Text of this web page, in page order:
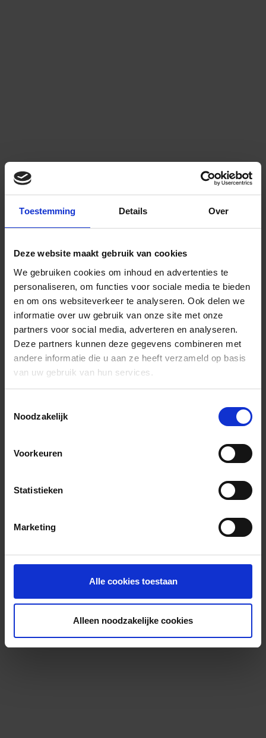
Toestemming Details Over
Deze website maakt gebruik van cookies
We gebruiken cookies om inhoud en advertenties te
personaliseren, om functies voor sociale media te bieden
en om ons websiteverkeer te analyseren. Ook delen we
informatie over uw gebruik van onze site met onze
partners voor social media, adverteren en analyseren.
Deze partners kunnen deze gegevens combineren met
andere informatie die u aan ze heeft verzameld op basis
van uw gebruik van hun services.
Noodzakelijk
Voorkeuren
Statistieken
Marketing
Alle cookies toestaan
Alleen noodzakelijke cookies